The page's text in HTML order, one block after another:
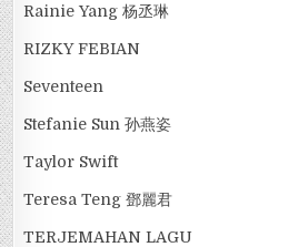
Rainie Yang 杨丞琳
RIZKY FEBIAN
Seventeen
Stefanie Sun 孙燕姿
Taylor Swift
Teresa Teng 鄧麗君
TERJEMAHAN LAGU